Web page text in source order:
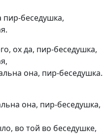
пир-беседушка,
ох да, пир-беседушка,
она, пир-беседушка.
она, пир-беседушка,
во той во беседушке,